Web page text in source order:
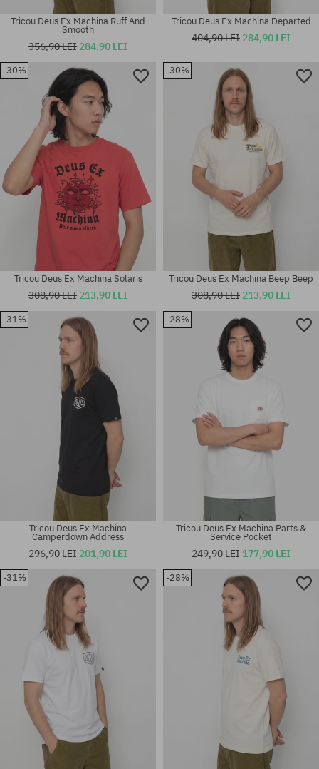
Mărimi existente:
Mărimi existente:
Mărimi existente:
Tricou Deus Ex Machina Ruff And
Smooth
356,90 LEI 284,90 LEI
Mărimi existente:
Tricou Deus Ex Machina Departed
404,90 LEI 284,90 LEI
-30%
Mărimi existente:
Tricou Deus Ex Machina Solaris
308,90 LEI 213,90 LEI
-30%
Mărimi existente:
Tricou Deus Ex Machina Beep Beep
308,90 LEI 213,90 LEI
-31%
Tricou Deus Ex Machina
Camperdown Address
296,90 LEI 201,90 LEI
-28%
Tricou Deus Ex Machina Parts &
Service Pocket
249,90 LEI 177,90 LEI
-31% -28%